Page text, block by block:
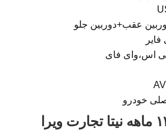
عقب+دوربین جلو
اس،وای فای
خودرو